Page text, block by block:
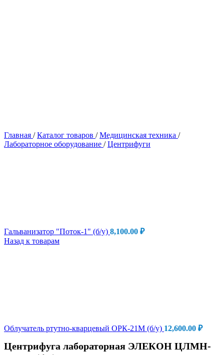
Главная / Каталог товаров / Медицинская техника /
Лабораторное оборудование / Центрифуги
Гальванизатор "Поток-1" (б/у) 8,100.00 ₽
Назад к товарам
Облучатель ртутно-кварцевый ОРК-21М (б/у) 12,600.00 ₽
Центрифуга лабораторная ЭЛЕКОН ЦЛМН-